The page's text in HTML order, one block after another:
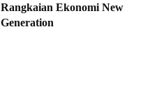
Rangkaian Ekonomi New
Generation